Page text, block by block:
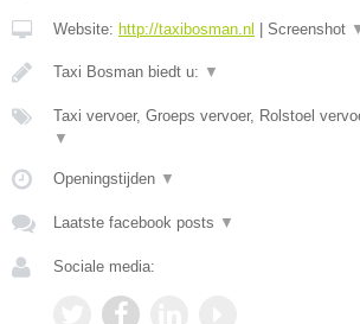
Website: http://taxibosman.nl Screenshot
Taxi Bosman biedt u: ▼
Taxi vervoer, Groeps vervoer, Rolstoel
▼
Openingstijden ▼
Laatste facebook posts ▼
Sociale media: